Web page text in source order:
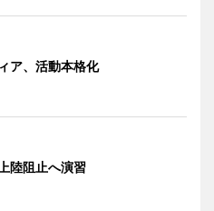
ア、活動本格化
陸阻止へ演習